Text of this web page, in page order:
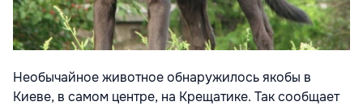
Необычайное животное обнаружилось якобы в
Киеве, в самом центре, на Крещатике. Так сообщает